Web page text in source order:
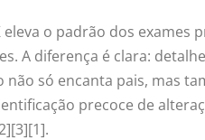
eleva o padrão dos exames
A diferença é clara:
não só encanta pais, mas
precoce de